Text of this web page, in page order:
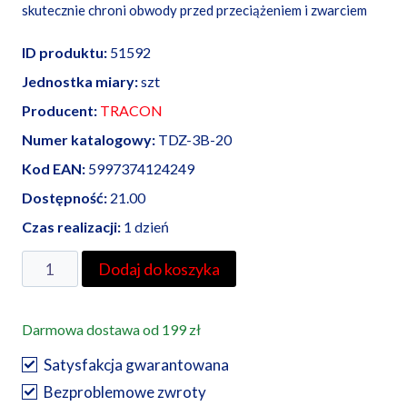
skutecznie chroni obwody przed przeciążeniem i zwarciem
ID produktu: 51592
Jednostka miary:szt
Producent: TRACON
Numer katalogowy: TDZ-3B-20
Kod EAN: 5997374124249
Dostępność: 21.00
Czas realizacji: 1 dzień
ilość
Wyłącznik
B20
6kA
3-
Dodaj do koszyka
Darmowa dostawa od 199 zł
Satysfakcja gwarantowana
Bezproblemowe zwroty